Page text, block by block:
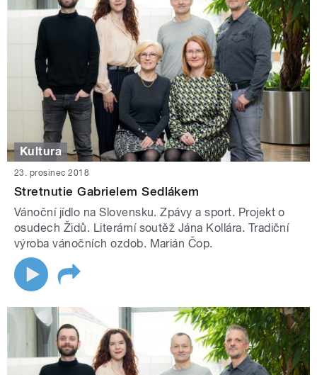
Kultura
23. prosinec 2018
Stretnutie Gabrielem Sedlákem
Vánoční jídlo na Slovensku. Zpávy a sport. Projekt o
osudech Židů. Literární soutěž Jána Kollára. Tradiční
výroba vánočních ozdob. Marián Čop.